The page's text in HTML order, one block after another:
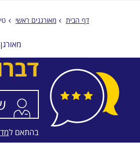
דף הבית מאורגנים ראשי
בהתאם ל